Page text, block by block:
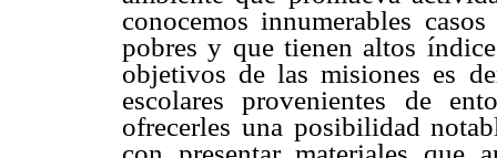
conocemos innumerables
pobres y que tienen altos
objetivos de las misiones es
escolares provenientes de
ofrecerles una posibilidad